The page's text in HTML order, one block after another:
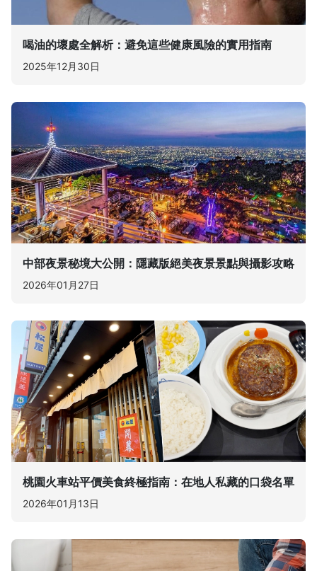
喝油的壞處全解析：避免這些健康風險的實用指南
2025年12月30日
中部夜景秘境大公開：隱藏版絕美夜景景點與攝影攻略
2026年01月27日
桃園火車站平價美食終極指南：在地人私藏的口袋名單
2026年01月13日